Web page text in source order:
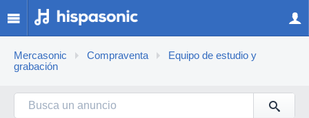
Mercasonic Compraventa
Equipo de estudio y
grabación